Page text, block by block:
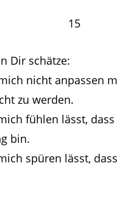
15
Dir schätze:
nicht anpassen
zu werden.
fühlen lässt,
bin.
spüren lässt,